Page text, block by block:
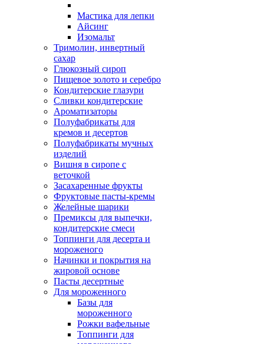
Мастика для лепки
Айсинг
Изомальт
Тримолин, инвертный
сахар
Глюкозный сироп
Пищевое золото и серебро
Кондитерские глазури
Сливки кондитерские
Ароматизаторы
Полуфабрикаты для
кремов и десертов
Полуфабрикаты мучных
изделий
Вишня в сиропе с
веточкой
Засахаренные фрукты
Фруктовые пасты-кремы
Желейные шарики
Премиксы для выпечки,
кондитерские смеси
Топпинги для десерта и
мороженого
Начинки и покрытия на
жировой основе
Пасты десертные
Для мороженного
Базы для
мороженного
Рожки вафельные
Топпинги для